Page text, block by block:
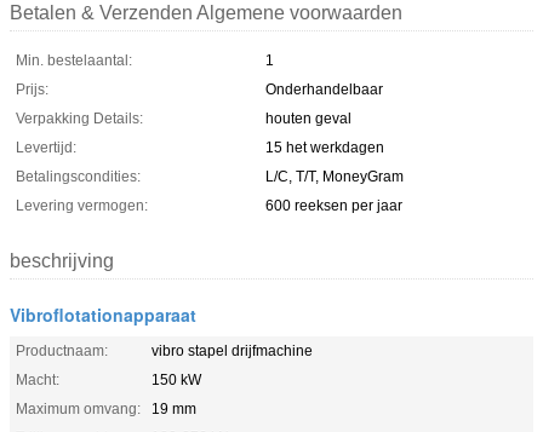
Betalen & Verzenden Algemene voorwaarden
Min. bestelaantal:
1
Prijs:
Onderhandelbaar
Verpakking Details:
houten geval
Levertijd:
15 het werkdagen
Betalingscondities:
L/C, T/T, MoneyGram
Levering vermogen:
600 reeksen per jaar
beschrijving
Vibroflotationapparaat
Productnaam:
vibro stapel drijfmachine
Macht:
150 kW
Maximum omvang:
19 mm